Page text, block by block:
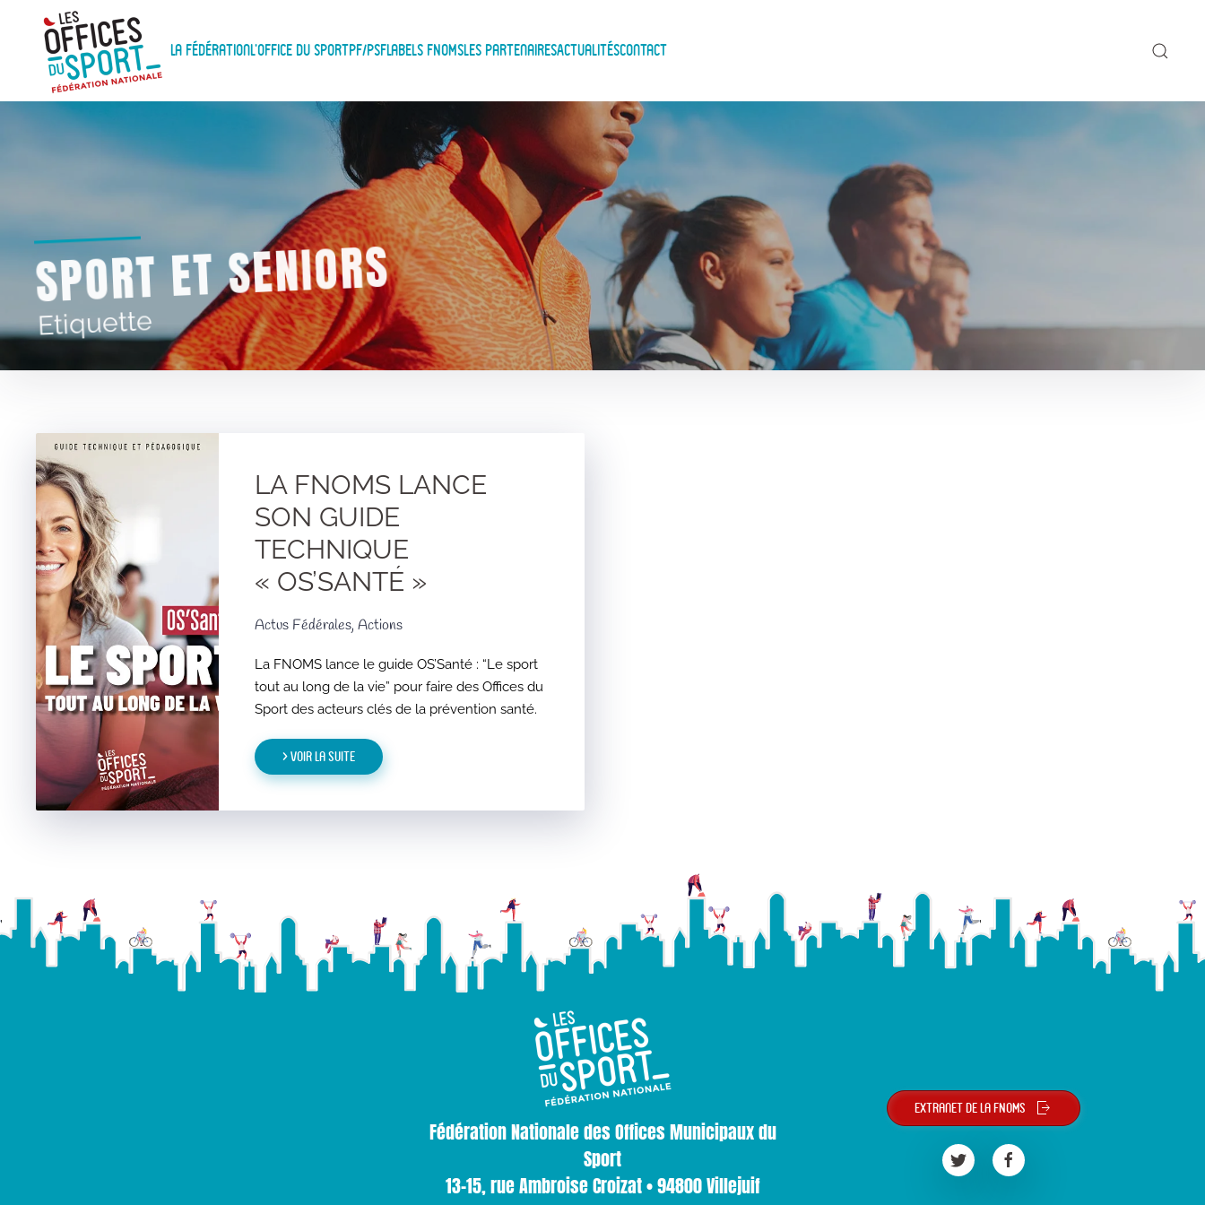
Skip to main content
La Fédération L'Office du SportPF/PSF Labels FNOMS Les PartenairesActualitésContact
SPORT ET SENIORS
Etiquette
LA FNOMS LANCE
SON GUIDE
TECHNIQUE
« OS’SANTÉ »
Actus Fédérales, Actions
La FNOMS lance le guide OS’Santé : “Le sport
tout au long de la vie” pour faire des Offices du
Sport des acteurs clés de la prévention santé.
> Voir la suite
Fédération Nationale des Offices Municipaux du
Sport
13-15, rue Ambroise Croizat • 94800 Villejuif
Extranet de la FNOMS
Panneau de gestion des cookies